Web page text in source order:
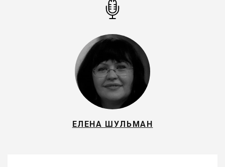
ЕЛЕНА ШУЛЬМАН